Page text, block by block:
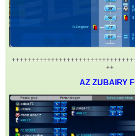
++
AZ ZUBAIRY